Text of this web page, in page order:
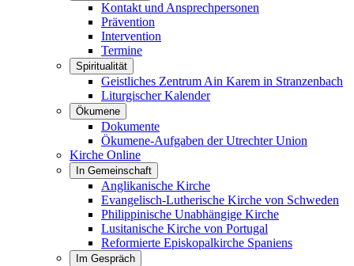
Kontakt und Ansprechpersonen
Prävention
Intervention
Termine
Spiritualität
Geistliches Zentrum Ain Karem in Stranzenbach
Liturgischer Kalender
Ökumene
Dokumente
Ökumene-Aufgaben der Utrechter Union
Kirche Online
In Gemeinschaft
Anglikanische Kirche
Evangelisch-Lutherische Kirche von Schweden
Philippinische Unabhängige Kirche
Lusitanische Kirche von Portugal
Reformierte Episkopalkirche Spaniens
Im Gespräch